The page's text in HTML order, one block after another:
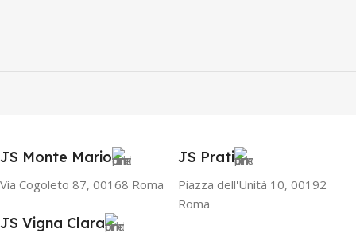
JS Monte Mario
Via Cogoleto 87, 00168 Roma
JS Prati
Piazza dell'Unità 10, 00192
Roma
JS Vigna Clara